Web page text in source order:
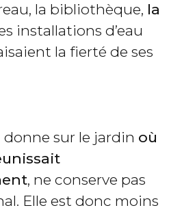
la bibliothèque, la
installations d’eau
la fierté de ses
sur le jardin où
, ne conserve pas
Elle est donc moins